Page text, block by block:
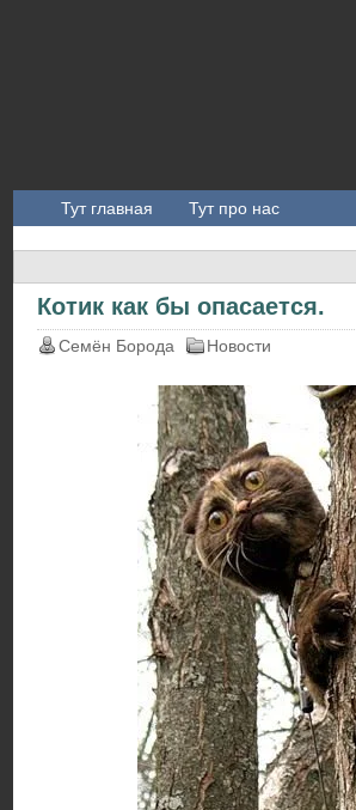
Тут главная Тут про нас
Котик как бы опасается.
Семён Борода Новости